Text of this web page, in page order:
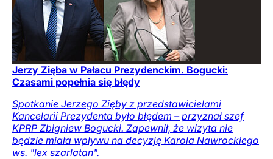
Jerzy Zięba w Pałacu Prezydenckim. Bogucki:
Czasami popełnia się błędy
Spotkanie Jerzego Zięby z przedstawicielami
Kancelarii Prezydenta było błędem – przyznał szef
KPRP Zbigniew Bogucki. Zapewnił, że wizyta nie
będzie miała wpływu na decyzję Karola Nawrockiego
ws. "lex szarlatan".